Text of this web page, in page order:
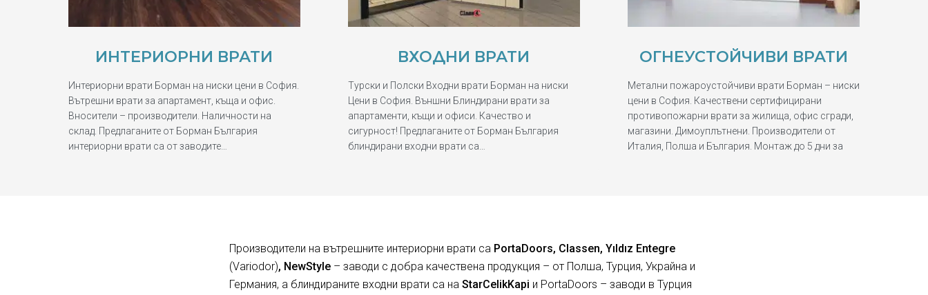
ИНТЕРИОРНИ ВРАТИ
Интериорни врати Борман на ниски цени в София.
Вътрешни врати за апартамент, къща и офис.
Вносители – производители. Наличности на
склад. Предлаганите от Борман България
интериорни врати са от заводите…
ВХОДНИ ВРАТИ
Турски и Полски Входни врати Борман на ниски
Цени в София. Външни Блиндирани врати за
апартаменти, къщи и офиси. Качество и
сигурност! Предлаганите от Борман България
блиндирани входни врати са…
ОГНЕУСТОЙЧИВИ ВРАТИ
Метални пожароустойчиви врати Борман – ниски
цени в София. Качествени сертифицирани
противопожарни врати за жилища, офис сгради,
магазини. Димоуплътнени. Производители от
Италия, Полша и България. Монтаж до 5 дни за
Производители на вътрешните интериорни врати са PortaDoors, Classen, Yıldız Entegre
(Variodor), NewStyle– заводи с добра качествена продукция – от Полша, Турция, Украйна и
Германия, а блиндираните входни врати са на StarCelikKapi и PortaDoors – заводи в Турция